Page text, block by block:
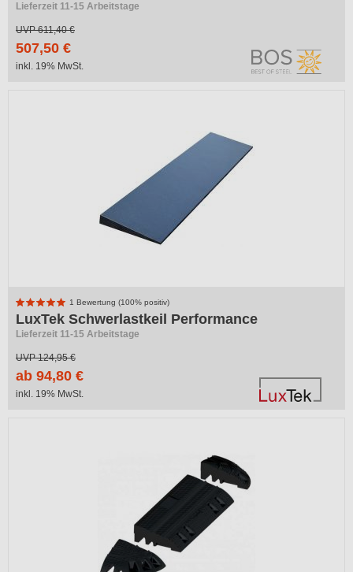
Lieferzeit 11-15 Arbeitstage
UVP611,40 €
507,50 €
inkl. 19% MwSt.
1 Bewertung (100% positiv)
LuxTek Schwerlastkeil Performance
Lieferzeit 11-15 Arbeitstage
UVP124,95 €
ab 94,80 €
inkl. 19% MwSt.